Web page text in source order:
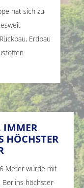
hat sich zu
Erdbau
W
A
Meter wurde mit
Berlins höchster